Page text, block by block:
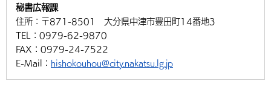
秘書広報課
住所： 〒871-8501 大分県中津市豊田町14番地3
TEL： 0979-62-9870
FAX： 0979-24-7522
E-Mail： hishokouhou@city.nakatsu.lg.jp